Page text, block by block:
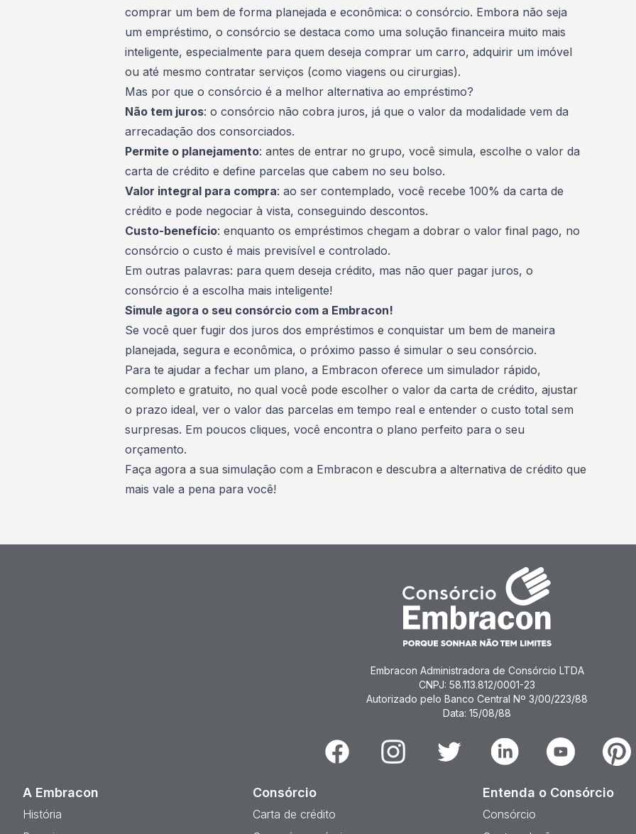
comprar um bem de forma planejada e econômica: o consórcio. Embora não seja
um empréstimo, o consórcio se destaca como uma solução financeira muito mais
inteligente, especialmente para quem deseja comprar um carro, adquirir um imóvel
ou até mesmo contratar serviços (como viagens ou cirurgias).
Mas por que o consórcio é a melhor alternativa ao empréstimo?
Não tem juros: o consórcio não cobra juros, já que o valor da modalidade vem da
arrecadação dos consorciados.
Permite o planejamento: antes de entrar no grupo, você simula, escolhe o valor da
carta de crédito e define parcelas que cabem no seu bolso.
Valor integral para compra: ao ser contemplado, você recebe 100% da carta de
crédito e pode negociar à vista, conseguindo descontos.
Custo-benefício: enquanto os empréstimos chegam a dobrar o valor final pago, no
consórcio o custo é mais previsível e controlado.
Em outras palavras: para quem deseja crédito, mas não quer pagar juros, o
consórcio é a escolha mais inteligente!
Simule agora o seu consórcio com a Embracon!
Se você quer fugir dos juros dos empréstimos e conquistar um bem de maneira
planejada, segura e econômica, o próximo passo é simular o seu consórcio.
Para te ajudar a fechar um plano, a Embracon oferece um simulador rápido,
completo e gratuito, no qual você pode escolher o valor da carta de crédito, ajustar
o prazo ideal, ver o valor das parcelas em tempo real e entender o custo total sem
surpresas. Em poucos cliques, você encontra o plano perfeito para o seu
orçamento.
Faça agora a sua simulação com a Embracon e descubra a alternativa de crédito que
mais vale a pena para você!
Embracon Administradora de Consórcio LTDA
CNPJ: 58.113.812/0001-23
Autorizado pelo Banco Central Nº 3/00/223/88
Data: 15/08/88
Facebook Instagram Twitter Linkedin Youtube
A Embracon
História
Consórcio
Carta de crédito
Entenda o Consórcio
Consórcio